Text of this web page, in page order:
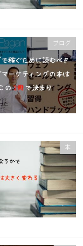
ブログ
本